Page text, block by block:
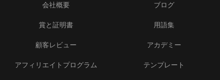
会社概要
賞と証明書
顧客レビュー
アフィリエイトプログラム
ブログ
用語集
アカデミー
テンプレート